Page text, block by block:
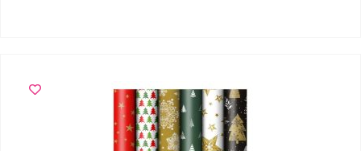
BALENÍ: - 12 ks mravenců Délka: 5 cm Barva: černá
Materiál: plast VAROVÁNÍ: Nevhodné pro děti do 3 let.
Nebezpečí vdechnutí a spolknutí malých částic. Uvedená
cena je za 1 balení.